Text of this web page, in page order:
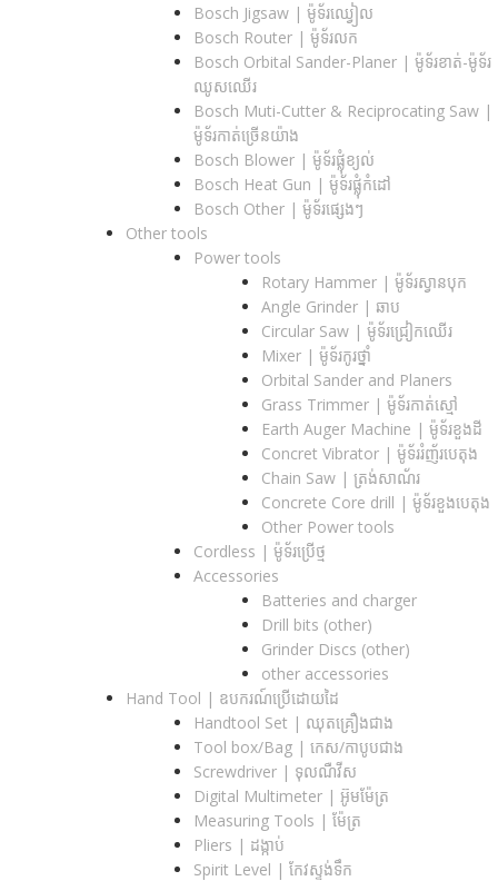
Bosch Jigsaw | ម៉ូទ័រឈ្វៀល
Bosch Router | ម៉ូទ័រលក
Bosch Orbital Sander-Planer​ | ម៉ូទ័រខាត់-ម៉ូទ័រ
ឈូសឈើរ
Bosch Muti-Cutter & Reciprocating Saw​ |
ម៉ូទ័រកាត់ច្រើនយ៉ាង
Bosch Blower | ម៉ូទ័រផ្លុំខ្យល់
Bosch Heat Gun | ម៉ូទ័រផ្លុំកំដៅ
Bosch Other | ម៉ូទ័រផ្សេងៗ
Other tools
Power tools
Rotary Hammer | ម៉ូទ័រស្វានបុក
Angle Grinder | ឆាប
Circular Saw​ | ម៉ូទ័រជ្រៀកឈើរ
Mixer | ម៉ូទ័រកូរថ្នាំ
Orbital Sander and Planers
Grass Trimmer | ម៉ូទ័រកាត់ស្មៅ
Earth Auger Machine | ម៉ូទ័រខួងដី
Concret Vibrator | ម៉ូទ័ររំញ័របេតុង
Chain Saw | ត្រង់សាណ័រ
Concrete Core drill | ម៉ូទ័រខួងបេតុង
Other Power tools
Cordless​ | ម៉ូទ័រប្រើថ្ម
Accessories
Batteries and charger
Drill bits (other)
Grinder Discs (other)
other accessories
Hand Tool | ឧបករណ៍ប្រើដោយដៃ
Handtool Set | ឈុតគ្រឿងជាង
Tool box/Bag | កេស/កាបូបជាង
Screwdriver | ទុលណឺវីស
Digital Multimeter | អ៊ូមម៉ែត្រ
Measuring Tools | ម៉ែត្រ
Pliers | ដង្កាប់
Spirit Level | កែវស្ទង់ទឹក